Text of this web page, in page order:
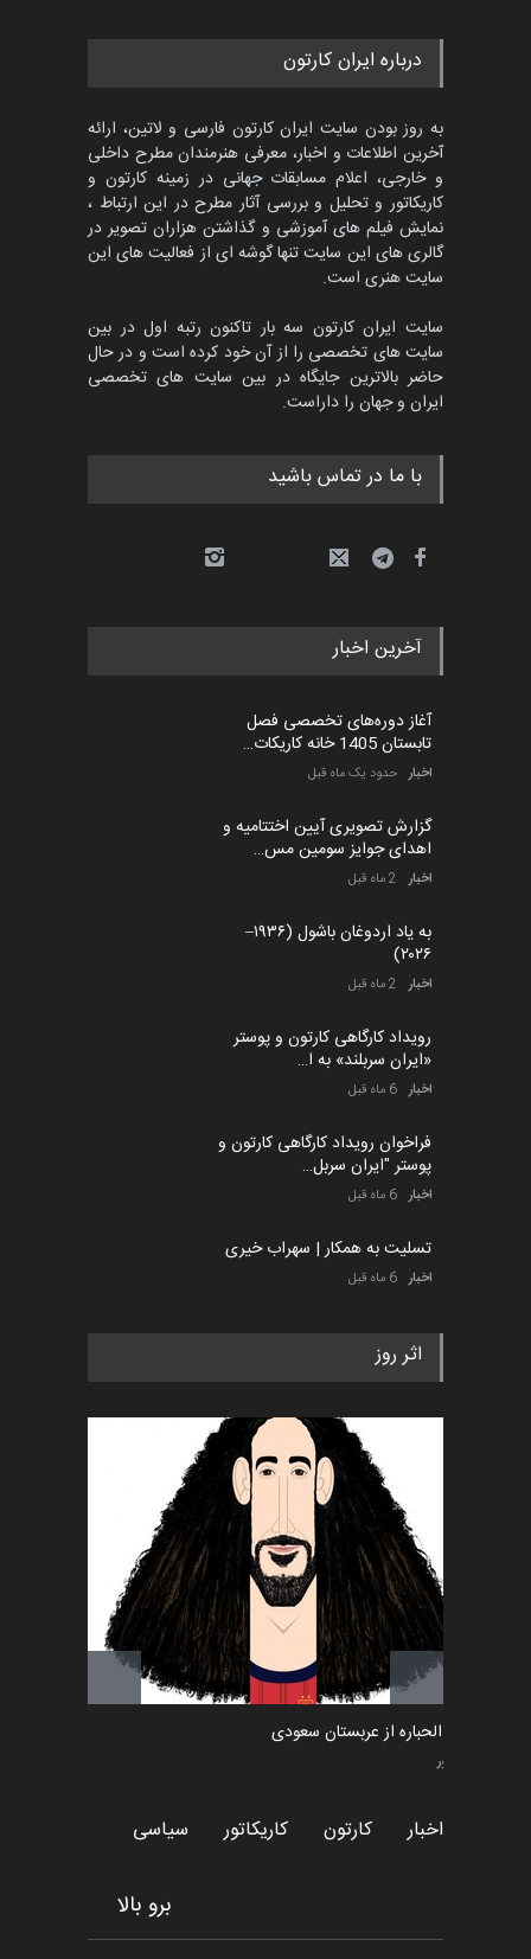
درباره ایران کارتون
به روز بودن سایت ایران کارتون فارسی و لاتین، ارائه
آخرین اطلاعات و اخبار، معرفی هنرمندان مطرح داخلی
و خارجی، اعلام مسابقات جهانی در زمینه کارتون و
کاریکاتور و تحلیل و بررسی آثار مطرح در این ارتباط ،
نمایش فیلم های آموزشی و گذاشتن هزاران تصویر در
گالری های این سایت تنها گوشه ای از فعالیت های این
سایت هنری است.
سایت ایران کارتون سه بار تاکنون رتبه اول در بین
سایت های تخصصی را از آن خود کرده است و در حال
حاضر بالاترین جایگاه در بین سایت های تخصصی
ایران و جهان را داراست.
با ما در تماس باشید
آخرین اخبار
آغاز دوره‌های تخصصی فصل
تابستان 1405 خانه کاریکات…
اخبار حدود یک ماه قبل
گزارش تصویری آیین اختتامیه و
اهدای جوایز سومین مس…
اخبار 2 ماه قبل
به یاد اردوغان باشول (۱۹۳۶–
۲۰۲۶)
اخبار 2 ماه قبل
رویداد کارگاهی کارتون و پوستر
«ایران سربلند» به ا…
اخبار 6 ماه قبل
فراخوان رویداد کارگاهی کارتون و
پوستر "ایران سربل…
اخبار 6 ماه قبل
تسلیت به همکار | سهراب خیری
اخبار 6 ماه قبل
اثر روز
امین الحباره از عربستان سعودی
کاریکاتور
اخبار کارتون کاریکاتور سیاسی
برو بالا